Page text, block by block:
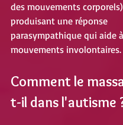
des mouvements
produisant une réponse
parasympathique qui aide
mouvements involontaires.
Comment le
t-il dans l'autisme